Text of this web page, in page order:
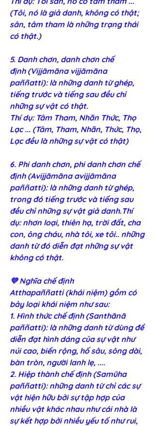
(Tôi, nó là giả danh, không có thật;
sân, tâm tham là những trạng thái
có thật.)
5. Danh chơn, danh chơn chế
định (Vijjāmāna vijjāmāna
paññatti): là những danh từ ghép,
tiếng trước và tiếng sau đều chỉ
những sự vật có thật.
Thí dụ: Tâm Tham, Nhãn Thức, Thọ
Lạc ... (Tâm, Tham, Nhãn, Thức, Thọ,
Lạc đều là những sự vật có thật)
6. Phi danh chơn, phi danh chơn chế
định (Avijjāmāna avijjāmāna
paññatti): là những danh từ ghép,
trong đó tiếng trước và tiếng sau
đều chỉ những sự vật giả danh.Thí
dụ: nhơn loại, thiên hạ, trời đất, cha
con, ông cháu, nhà tôi, xe tôi.. những
danh từ đó diễn đạt những sự vật
không có thật.
💜 Nghĩa chế định
Atthapaññatti (khái niệm) gồm có
bảy loại khái niệm như sau:
1. Hình thức chế định (Santhānā
paññatti): là những danh từ dùng để
diễn đạt hình dáng của sự vật như
núi cao, biển rộng, hố sâu, sông dài,
bàn tròn, người lanh lẹ, ....
2. Hiệp thành chế định (Samūha
paññatti): những danh từ chỉ các sự
vật hiện hữu bởi sự tập hợp của
nhiều vật khác nhau như cái nhà là
sự kết hợp bởi nhiều yếu tố như rui,